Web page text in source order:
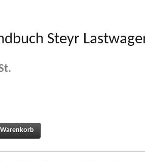
Steyr
586 680 780 H quantity